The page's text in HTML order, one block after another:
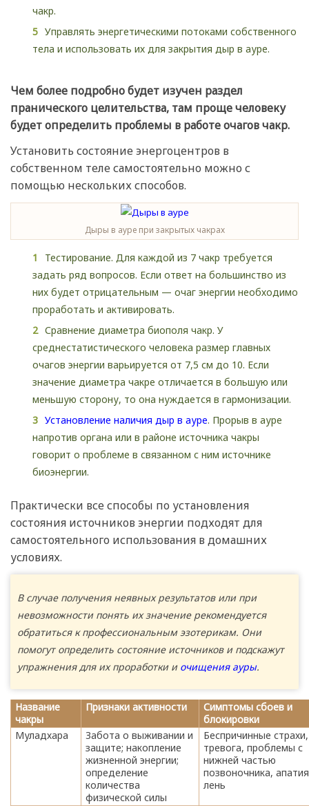
чакр.
Управлять энергетическими потоками собственного
тела и использовать их для закрытия дыр в ауре.
Чем более подробно будет изучен раздел
пранического целительства, там проще человеку
будет определить проблемы в работе очагов чакр.
Установить состояние энергоцентров в
собственном теле самостоятельно можно с
помощью нескольких способов.
Дыры в ауре при закрытых чакрах
Тестирование. Для каждой из 7 чакр требуется
задать ряд вопросов. Если ответ на большинство из
них будет отрицательным — очаг энергии необходимо
проработать и активировать.
Сравнение диаметра биополя чакр. У
среднестатистического человека размер главных
очагов энергии варьируется от 7,5 см до 10. Если
значение диаметра чакре отличается в большую или
меньшую сторону, то она нуждается в гармонизации.
Установление наличия дыр в ауре. Прорыв в ауре
напротив органа или в районе источника чакры
говорит о проблеме в связанном с ним источнике
биоэнергии.
Практически все способы по установления
состояния источников энергии подходят для
самостоятельного использования в домашних
условиях.
В случае получения неявных результатов или при
невозможности понять их значение рекомендуется
обратиться к профессиональным эзотерикам. Они
помогут определить состояние источников и подскажут
упражнения для их проработки и очищения ауры.
Название
чакры
Признаки активности
Симптомы сбоев и
блокировки
Муладхара
Забота о выживании и
защите; накопление
жизненной энергии;
определение
количества
физической силы
Беспричинные страхи,
тревога, проблемы с
нижней частью
позвоночника,
лень